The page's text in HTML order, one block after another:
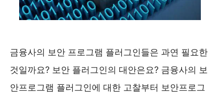
금융사의 보안 프로그램 플러그인들은 과연 필요한
것일까요? 보안 플러그인의 대안은요? 금융사의 보
안프로그램 플러그인에 대한 고찰부터 보안프로그